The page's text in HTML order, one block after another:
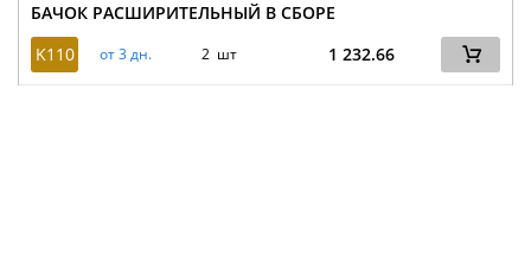
БАЧОК РАСШИРИТЕЛЬНЫЙ В СБОРЕ
K110
от 3 дн. 2 шт 1 232.66